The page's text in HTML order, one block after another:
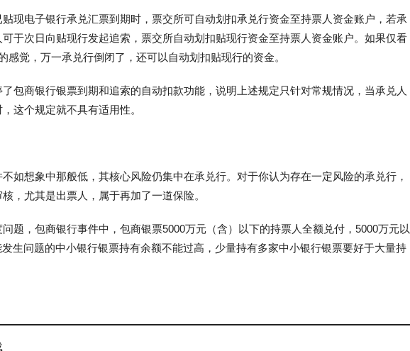
现电子银行承兑汇票到期时，票交所可自动划扣承兑行资金至持票人资金账户，若承
于次日向贴现行发起追索，票交所自动划扣贴现行资金至持票人资金账户。如果仅看
觉，万一承兑行倒闭了，还可以自动划扣贴现行的资金。
包商银行银票到期和追索的自动扣款功能，说明上述规定只针对常规情况，当承兑人
这个规定就不具有适用性。
如想象中那般低，其核心风险仍集中在承兑行。对于你认为存在一定风险的承兑行，
，尤其是出票人，属于再加了一道保险。
题，包商银行事件中，包商银票5000万元（含）以下的持票人全额兑付，5000万元以
生问题的中小银行银票持有余额不能过高，少量持有多家中小银行银票要好于大量持